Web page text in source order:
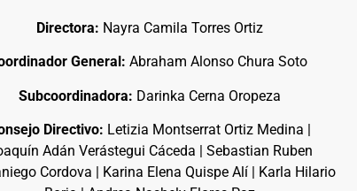
Directora: Nayra Camila Torres Ortiz
General:Abraham Alonso Chura Soto
Subcoordinadora: Darinka Cerna Oropeza
Directivo: Letizia Montserrat Ortiz Medina |
Adán Verástegui Cáceda | Sebastian Ruben
Cordova | Karina Elena Quispe Alí | Karla Hilario